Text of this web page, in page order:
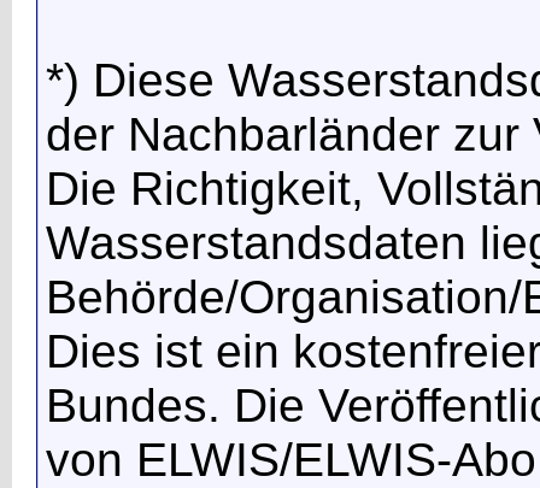
*) Diese
der Nachbarländer
Die Richtigkeit,
Wasserstandsdaten
Behörde/Organisation/
Dies ist ein
Bundes. Die
von ELWIS/ELWIS-